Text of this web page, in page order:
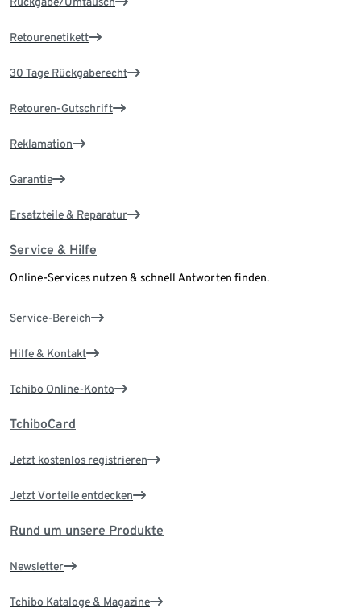
Retourenetikett
30 Tage Rückgaberecht
Retouren-Gutschrift
Reklamation
Garantie
Ersatzteile & Reparatur
Service & Hilfe
Online-Services nutzen & schnell Antworten finden.
Service-Bereich
Hilfe & Kontakt
Tchibo Online-Konto
TchiboCard
Jetzt kostenlos registrieren
Jetzt Vorteile entdecken
Rund um unsere Produkte
Newsletter
Tchibo Kataloge & Magazine